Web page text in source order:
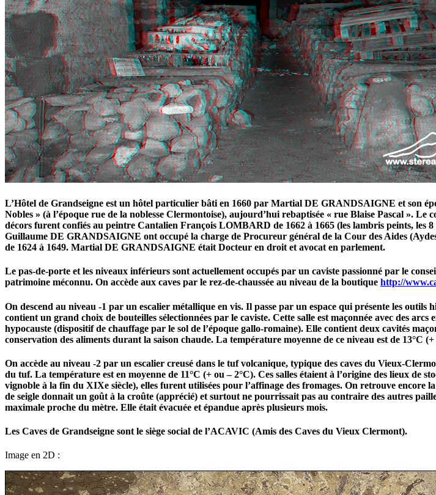
L’Hôtel de Grandseigne est un hôtel particulier bâti en 1660 par Martial DE GRANDSAIGNE et son
Nobles » (à l’époque rue de la noblesse Clermontoise), aujourd’hui rebaptisée « rue Blaise Pascal ».
décors furent confiés au peintre Cantalien François LOMBARD de 1662 à 1665 (les lambris peints,
Guillaume DE GRANDSAIGNE ont occupé la charge de Procureur général de la Cour des Aides
de 1624 à 1649. Martial DE GRANDSAIGNE était Docteur en droit et avocat en parlement.
Le pas-de-porte et les niveaux inférieurs sont actuellement occupés par un caviste passionné par le
patrimoine méconnu. On accède aux caves par le rez-de-chaussée au niveau de la boutique http://
On descend au niveau -1 par un escalier métallique en vis. Il passe par un espace qui présente les
contient un grand choix de bouteilles sélectionnées par le caviste. Cette salle est maçonnée avec des
hypocauste (dispositif de chauffage par le sol de l’époque gallo-romaine). Elle contient deux cavités
conservation des aliments durant la saison chaude. La température moyenne de ce niveau est de 13°C (+
On accède au niveau -2 par un escalier creusé dans le tuf volcanique, typique des caves du Vieux-
du tuf. La température est en moyenne de 11°C (+ ou – 2°C). Ces salles étaient à l’origine des lieux
vignoble à la fin du XIXe siècle), elles furent utilisées pour l’affinage des fromages. On retrouve encore
de seigle donnait un goût à la croûte (apprécié) et surtout ne pourrissait pas au contraire des autres
maximale proche du mètre. Elle était évacuée et épandue après plusieurs mois.
Les Caves de Grandseigne sont le siège social de l’ACAVIC (Amis des Caves du Vieux Clermont).
Image en 2D :